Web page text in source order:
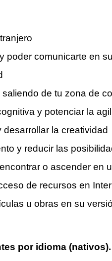
poder comunicarte en
de tu zona de
y potenciar la
la creatividad
y reducir las
o ascender en
de recursos en
u obras en su
por idioma